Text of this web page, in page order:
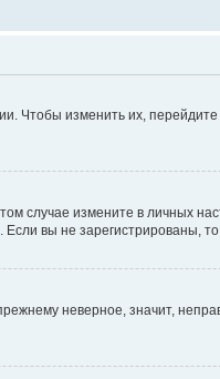
Чтобы изменить их, перейдите
случае измените в личных
вы не зарегистрированы,
неверное, значит,